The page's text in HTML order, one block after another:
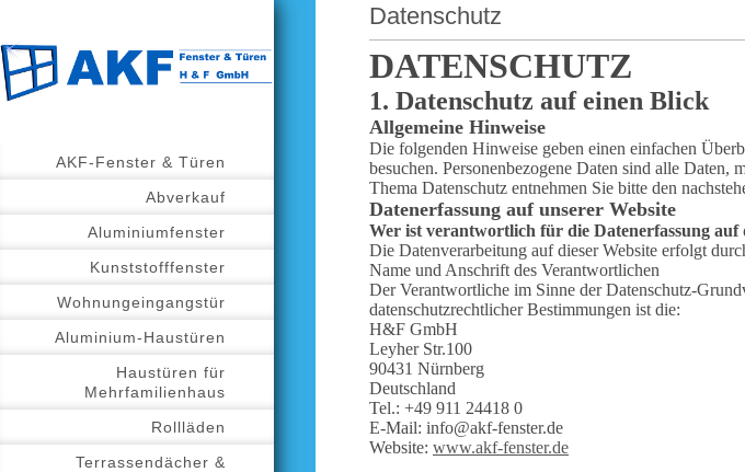
AKF-Fenster & Türen
Abverkauf
Aluminiumfenster
Kunststofffenster
Wohnungeingangstür
Aluminium-Haustüren
Haustüren für
Mehrfamilienhaus
Rollläden
Terrassendächer &
Datenschutz
DATENSCHUTZ
1. Datenschutz auf einen Blick
Allgemeine Hinweise
Die folgenden Hinweise geben einen einfachen
besuchen. Personenbezogene Daten sind alle
Thema Datenschutz entnehmen Sie bitte den
Datenerfassung auf unserer Website
Wer ist verantwortlich für die Datenerfassung auf
Die Datenverarbeitung auf dieser Website erfolgt
Name und Anschrift des Verantwortlichen
Der Verantwortliche im Sinne der Datenschutz-
datenschutzrechtlicher Bestimmungen ist die:
H&F GmbH
Leyher Str.100
90431 Nürnberg
Deutschland
Tel.: +49 911 24418 0
E-Mail: info@akf-fenster.de
Website: www.akf-fenster.de